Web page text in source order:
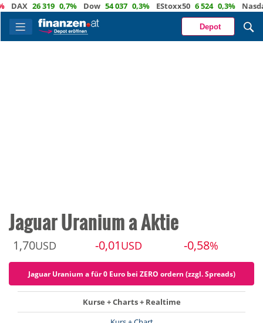
26 319 0,7% Dow 54 037 0,3% EStoxx50 6 524 0,3% Nasdaq
Depot
Jaguar Uranium a Aktie
1,70USD -0,01 USD -0,58%
Jaguar Uranium a für 0 Euro bei ZERO ordern (zzgl. Spreads)
Kurse + Charts + Realtime